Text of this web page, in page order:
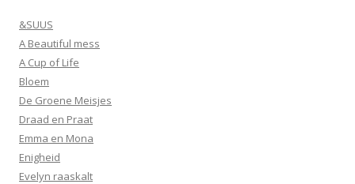
&SUUS
A Beautiful mess
A Cup of Life
Bloem
De Groene Meisjes
Draad en Praat
Emma en Mona
Enigheid
Evelyn raaskalt